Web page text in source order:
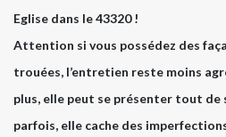
Eglise dans le 43320 !
Attention si vous possédez des
trouées, l’entretien reste moins
plus, elle peut se présenter tout de
parfois, elle cache des